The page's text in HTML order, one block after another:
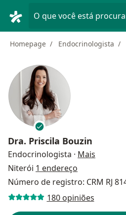
O que você está
Homepage Endocrinologista
Dra. Priscila Bouzin
Endocrinologista · Mais
Niterói 1 endereço
Número de registro: CRM RJ
180 opiniões